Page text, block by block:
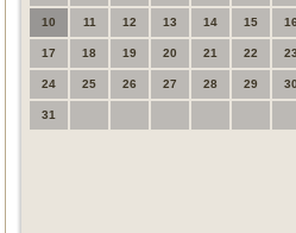
10 11 12 13 14 15 16
17 18 19 20 21 22 23
24 25 26 27 28 29 30
31